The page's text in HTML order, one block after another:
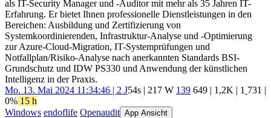
als IT-Security Manager und -Auditor mit mehr als 35 Jahren IT-
Erfahrung. Er bietet Ihnen professionelle Dienstleistungen in den
Bereichen: Ausbildung und Zertifizierung von
Systemkoordinierenden, Infrastruktur-Analyse und -Optimierung
zur Azure-Cloud-Migration, IT-Systemprüfungen und
Notfallplan/Risiko-Analyse nach anerkannten Standards BSI-
Grundschutz und IDW PS330 und Anwendung der künstlichen
Intelligenz in der Praxis.
Mo. 13. Mai 2024 11:34:46 | 2 J54s | 217 W 139 649 | 1,2K | 1 731 |
0% 15 h
Windows endoflife Openaudit App Ansicht